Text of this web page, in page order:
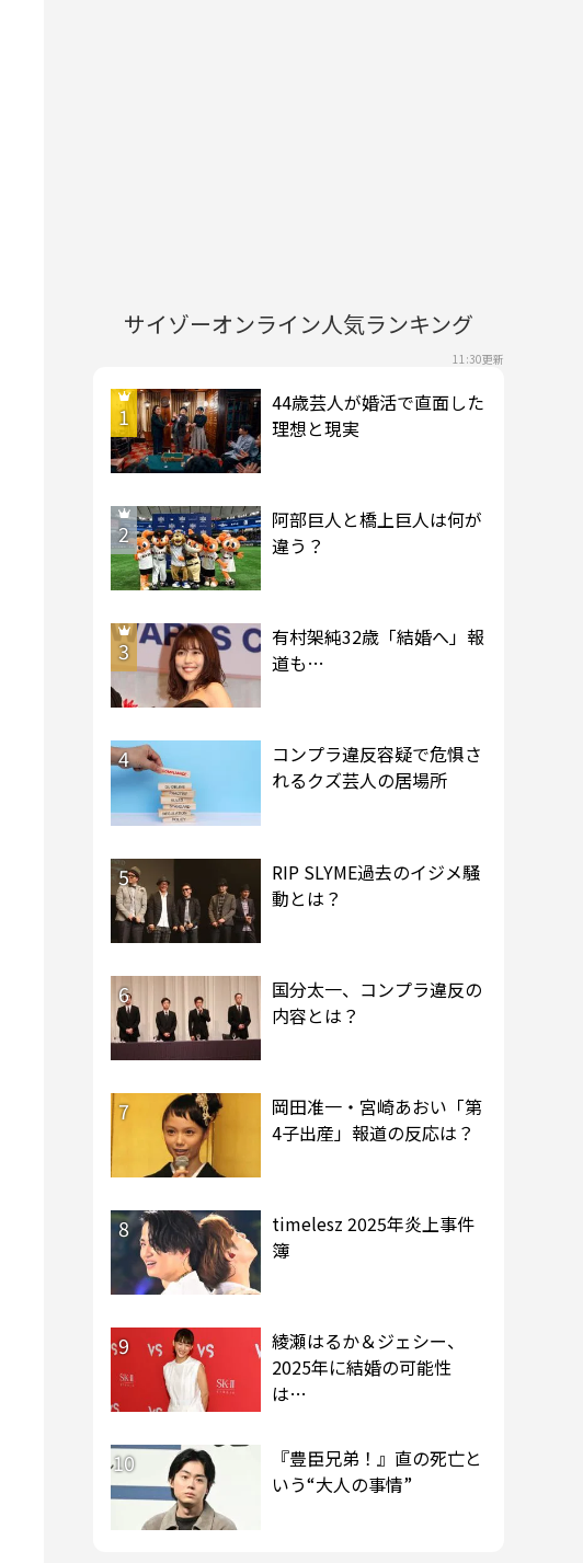
サイゾーオンライン人気ランキング
11:30更新
1
44歳芸人が婚活で直面した
理想と現実
2
阿部巨人と橋上巨人は何が
違う？
3
有村架純32歳「結婚へ」報
道も…
4
コンプラ違反容疑で危惧さ
れるクズ芸人の居場所
5
RIP SLYME過去のイジメ騒
動とは？
6
国分太一、コンプラ違反の
内容とは？
7
岡田准一・宮崎あおい「第
4子出産」報道の反応は？
8
timelesz 2025年炎上事件
簿
9
綾瀬はるか＆ジェシー、
2025年に結婚の可能性
は…
10
『豊臣兄弟！』直の死亡と
いう“大人の事情”